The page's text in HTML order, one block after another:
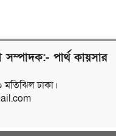
সম্পাদক:- পার্থ কায়সার
মতিঝিল ঢাকা।